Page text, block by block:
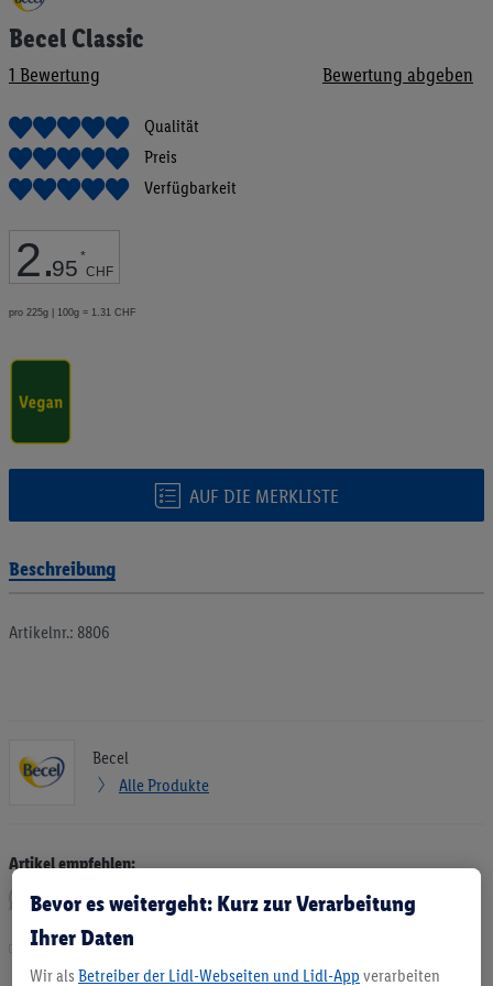
Becel Classic
1 Bewertung Bewertung abgeben
Qualität
Preis
Verfügbarkeit
2.95 *
CHF
pro 225g | 100g = 1.31 CHF
AUF DIE MERKLISTE
Anfang
der
springen
Beschreibung
Artikelnr.: 8806
Becel
Alle Produkte
Artikel empfehlen:
Drucken
Bevor es weitergeht: Kurz zur Verarbeitung
Ihrer Daten
Wir als Betreiber der Lidl-Webseiten und Lidl-App verarbeiten